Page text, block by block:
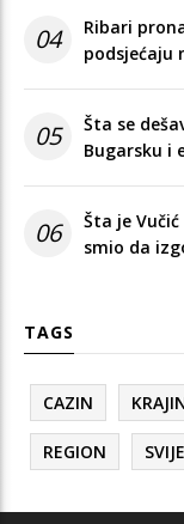
04
Ribari
podsjećaju
05
Šta se
Bugarsku i
06
Šta je
smio da
TAGS
CAZIN
REGION